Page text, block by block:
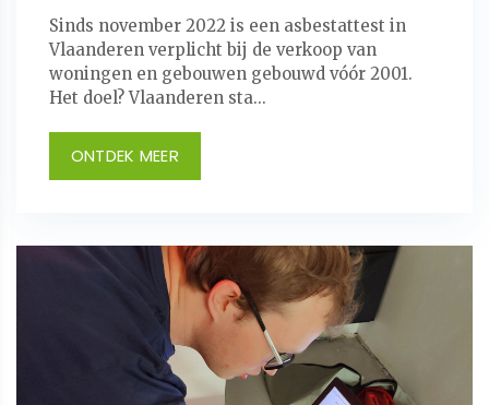
Sinds november 2022 is een asbestattest in
Vlaanderen verplicht bij de verkoop van
woningen en gebouwen gebouwd vóór 2001.
Het doel? Vlaanderen sta...
ONTDEK MEER